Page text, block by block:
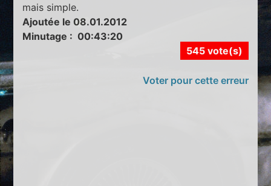
mais simple.
Ajoutée le 08.01.2012
Minutage : 00:43:20
545 vote(s)
Voter pour cette erreur